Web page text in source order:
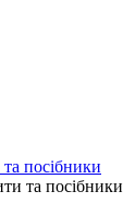
посібники
та посібники